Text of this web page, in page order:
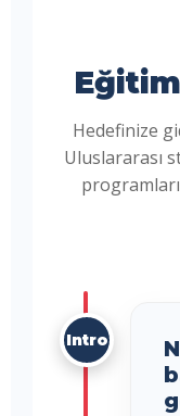
Hedefinize
Uluslararası
Intro